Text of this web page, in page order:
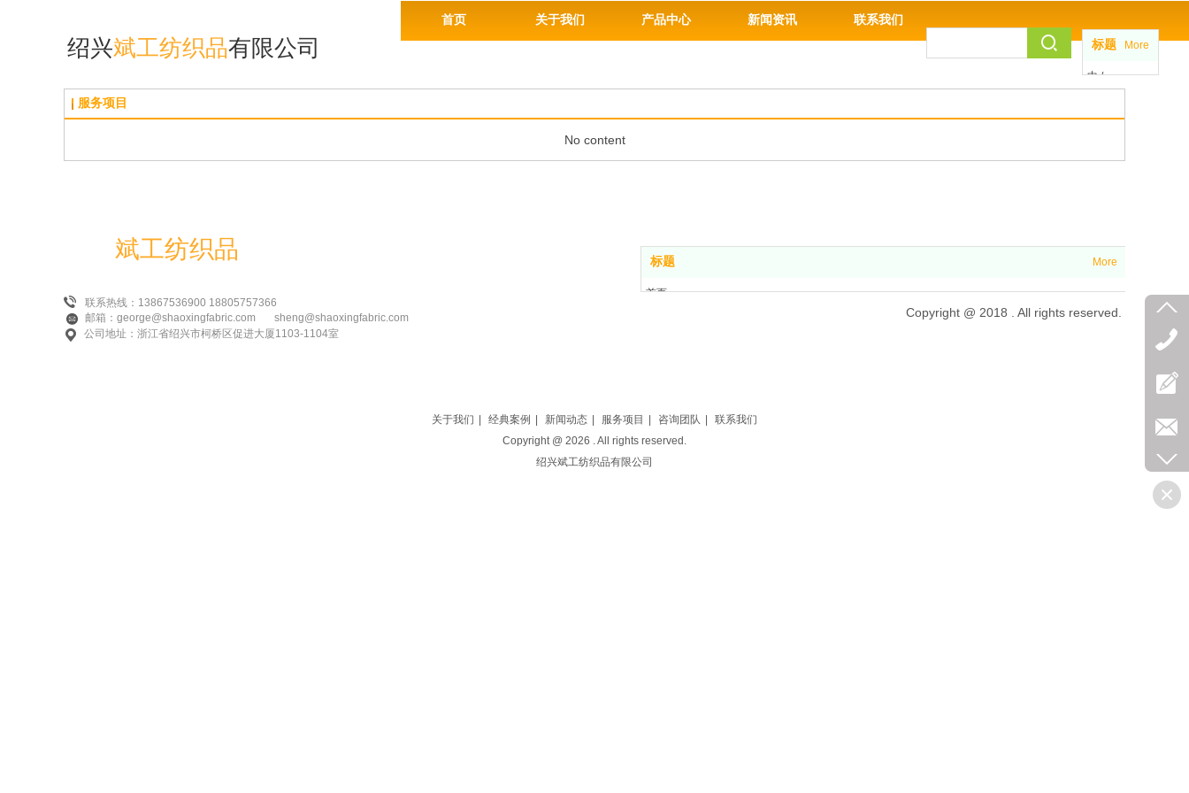
标题 More
中 /
绍兴斌工纺织品有限公司
首页 关于我们 产品中心 新闻资讯 联系我们
服务项目
No content
标题 More
首页
联系热线：13867536900 18805757366
公司地址：浙江省绍兴市柯桥区促进大厦1103-1104室
Copyright @ 2018 . All rights reserved.
斌工纺织品
邮箱：george@shaoxingfabric.com sheng@shaoxingfabric.com
关于我们 经典案例 新闻动态 服务项目 咨询团队
联系我们
Copyright @ 2026 . All rights reserved.
绍兴斌工纺织品有限公司